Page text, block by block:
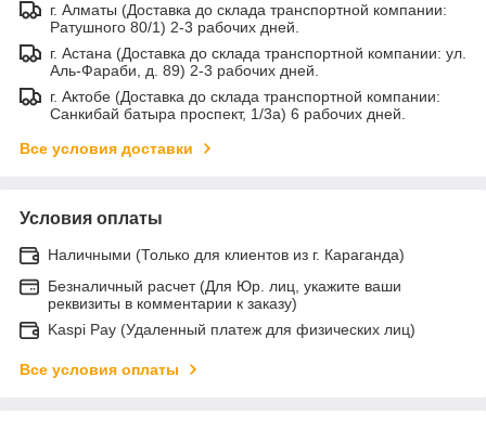
г. Алматы (Доставка до склада транспортной компании:
Ратушного 80/1) 2-3 рабочих дней.
г. Астана (Доставка до склада транспортной компании: ул.
Аль-Фараби, д. 89) 2-3 рабочих дней.
г. Актобе (Доставка до склада транспортной компании:
Санкибай батыра проспект, 1/3а) 6 рабочих дней.
Все условия доставки
Условия оплаты
Наличными (Только для клиентов из г. Караганда)
Безналичный расчет (Для Юр. лиц, укажите ваши
реквизиты в комментарии к заказу)
Kaspi Pay (Удаленный платеж для физических лиц)
Все условия оплаты